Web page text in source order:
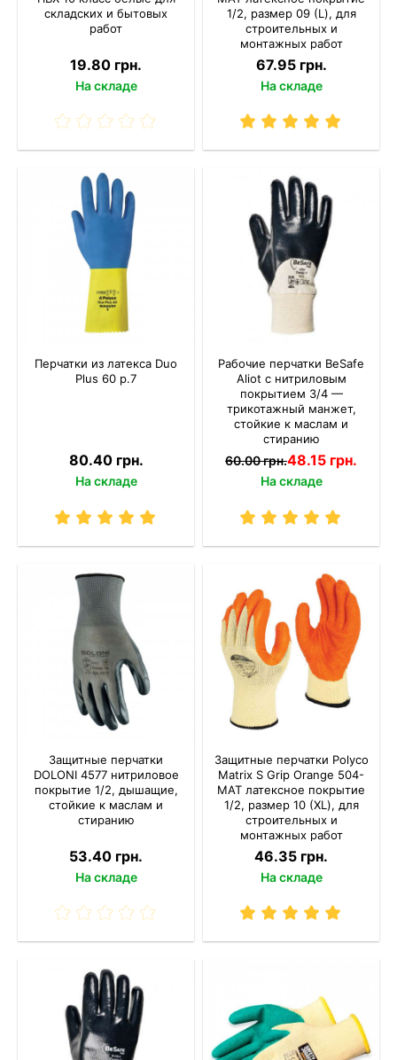
складских и бытовых
работ
19.80 грн.
На складе
1/2, размер 09 (L), для
строительных и
монтажных работ
67.95 грн.
На складе
Перчатки из латекса Duo
Plus 60 р.7
80.40 грн.
На складе
Рабочие перчатки BeSafe
Aliot с нитриловым
покрытием 3/4 —
трикотажный манжет,
стойкие к маслам и
стиранию
48.15 грн.
60.00 грн.
На складе
Защитные перчатки
DOLONI 4577 нитриловое
покрытие 1/2, дышащие,
стойкие к маслам и
стиранию
53.40 грн.
На складе
Защитные перчатки Polyco
Matrix S Grip Orange 504-
MAT латексное покрытие
1/2, размер 10 (XL), для
строительных и
монтажных работ
46.35 грн.
На складе